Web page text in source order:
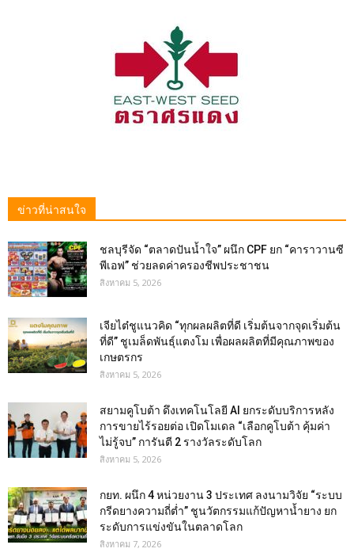
ข่าวที่น่าสนใจ
ชลบุรีจัด “ตลาดปันน้ำใจ” ผนึก CPF ยก “คาราวานซี
พีเอฟ” ช่วยลดค่าครองชีพประชาชน
สิงหาคม 5, 2026
เจียไต๋ชูแนวคิด “ทุกผลผลิตที่ดี เริ่มต้นจากจุดเริ่มต้น
ที่ดี” ชูเมล็ดพันธุ์แตงโม เพื่อผลผลิตที่มีคุณภาพของ
เกษตรกร
สิงหาคม 5, 2026
สยามคูโบต้า ดึงเทคโนโลยี AI ยกระดับบริการหลัง
การขายไร้รอยต่อ เปิดโมเดล “เลือกคูโบต้า คุ้มค่า
ไม่รู้จบ” การันตี 2 รางวัลระดับโลก
สิงหาคม 5, 2026
กยท. ผนึก 4 หน่วยงาน 3 ประเทศ ลงนามวิจัย “ระบบ
กรีดยางความถี่ต่ำ” ชูนวัตกรรมแก้ปัญหาน้ำยาง ยก
ระดับการแข่งขันในตลาดโลก
สิงหาคม 7, 2026